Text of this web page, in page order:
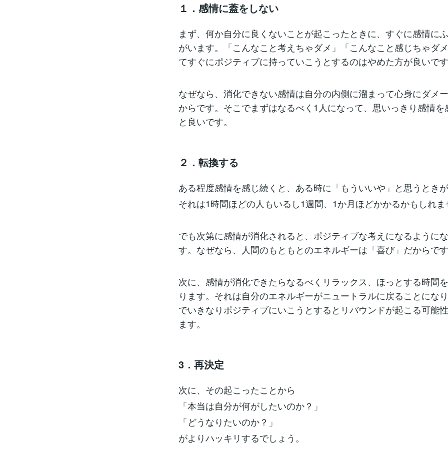
１．感情に蓋をしない
まず、何か自分に良くないことが起こったときに、すぐに感情に
がいます。「こんなこと考えちゃダメ」「こんなこと感じちゃダ
てすぐにポジティブに持っていこうとするのはやめた方が良いです
なぜなら、消化できない感情は自分の内側に溜まって心身にダメ
からです。そこでまずはなるべく1人になって、思いっきり感情を
と良いです。
２．転換する
ある程度感情を感じ続くと、ある時に「もういいや」と思うときが
それは1時間ほどの人もいるし1週間、1か月ほどかかるかもしれま
でも次第に感情が消化されると、ポジティブな考えになるように
す。なぜなら、人間のもともとのエネルギーは「喜び」だからです
次に、感情が消化できたらなるべくリラックス、ほっとする時間
ります。それは自分のエネルギーがニュートラルに戻ることにな
でいきなりポジティブにいこうとするとリバウンドが起こる可能
ます。
3．再決定
次に、その起こったことから
「本当は自分が何がしたいのか？」
「どうなりたいのか？」
がよりハッキリするでしょう。